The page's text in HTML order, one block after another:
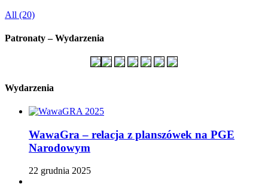
All (20)
Patronaty – Wydarzenia
Wydarzenia
WawaGra – relacja z planszówek na PGE
Narodowym
22 grudnia 2025